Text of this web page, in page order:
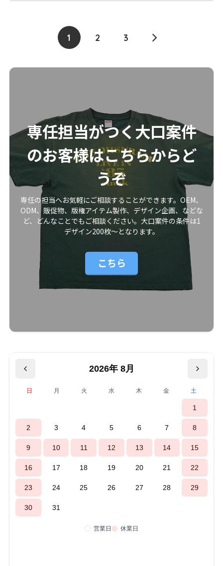
1 2 3
専任担当がつく大口案件
のお客様はこちらからど
うぞ
専任の担当へお気軽にご相談することができます。OEM、
ODM、販促物、版権アイテム製作、デザイン企画、などな
ど、どんなことでもご相談ください。大口案件の条件は1
デザイン200枚〜となります。
こちら